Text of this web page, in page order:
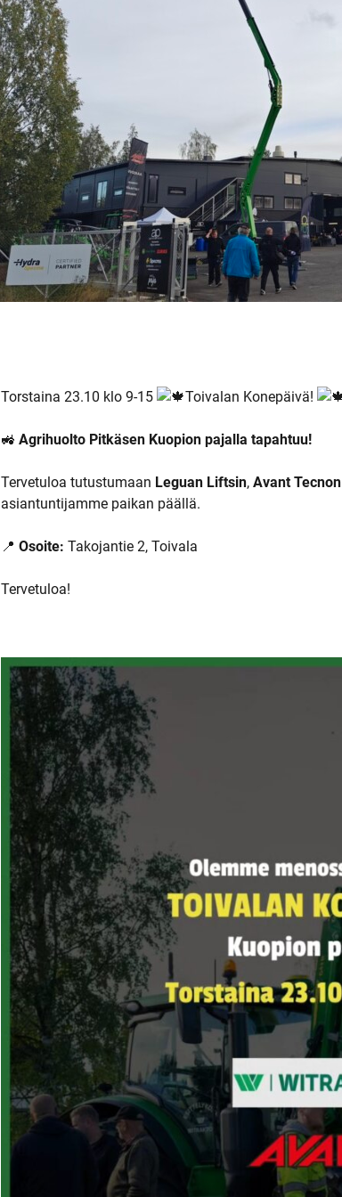
Torstaina 23.10 klo 9-15 Toivalan Konepäivä!
🚜 Agrihuolto Pitkäsen Kuopion pajalla tapahtuu!
Tervetuloa tutustumaan Leguan Liftsin, Avant Tecnon
asiantuntijamme paikan päällä.
📍 Osoite: Takojantie 2, Toivala
Tervetuloa!